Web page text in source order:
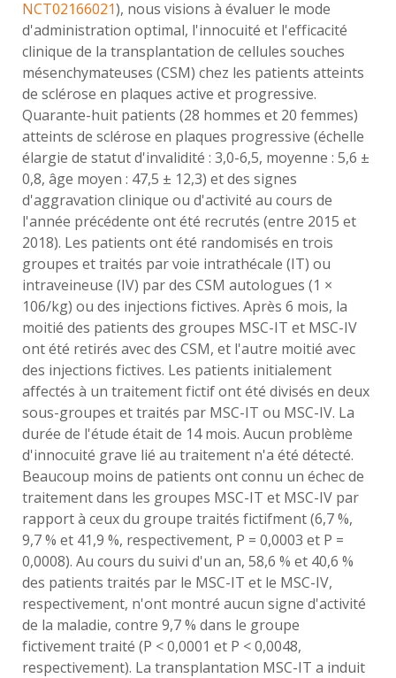
NCT02166021), nous visions à évaluer le mode
d'administration optimal, l'innocuité et l'efficacité
clinique de la transplantation de cellules souches
mésenchymateuses (CSM) chez les patients atteints
de sclérose en plaques active et progressive.
Quarante-huit patients (28 hommes et 20 femmes)
atteints de sclérose en plaques progressive (échelle
élargie de statut d'invalidité : 3,0-6,5, moyenne : 5,6 ±
0,8, âge moyen : 47,5 ± 12,3) et des signes
d'aggravation clinique ou d'activité au cours de
l'année précédente ont été recrutés (entre 2015 et
2018). Les patients ont été randomisés en trois
groupes et traités par voie intrathécale (IT) ou
intraveineuse (IV) par des CSM autologues (1 ×
106/kg) ou des injections fictives. Après 6 mois, la
moitié des patients des groupes MSC-IT et MSC-IV
ont été retirés avec des CSM, et l'autre moitié avec
des injections fictives. Les patients initialement
affectés à un traitement fictif ont été divisés en deux
sous-groupes et traités par MSC-IT ou MSC-IV. La
durée de l'étude était de 14 mois. Aucun problème
d'innocuité grave lié au traitement n'a été détecté.
Beaucoup moins de patients ont connu un échec de
traitement dans les groupes MSC-IT et MSC-IV par
rapport à ceux du groupe traités fictifment (6,7 %,
9,7 % et 41,9 %, respectivement, P = 0,0003 et P =
0,0008). Au cours du suivi d'un an, 58,6 % et 40,6 %
des patients traités par le MSC-IT et le MSC-IV,
respectivement, n'ont montré aucun signe d'activité
de la maladie, contre 9,7 % dans le groupe
fictivement traité (P < 0,0001 et P < 0,0048,
respectivement). La transplantation MSC-IT a induit